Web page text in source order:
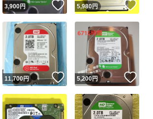
実績
取引実績◯+ このユーザーはYahoo!フリ
他フリマ実績◯+ このユーザーは他フリマサ
ード&安心発送
バッジは実績に基づく表示であり、発送を保証してい
商品画像の無断転載は禁止されています
コピーは1商品につき1回です
出品ページへ
キャンセル
ね！
3,900円 いいね！
5,980円
いね！
11,700円 いいね！
5,200円